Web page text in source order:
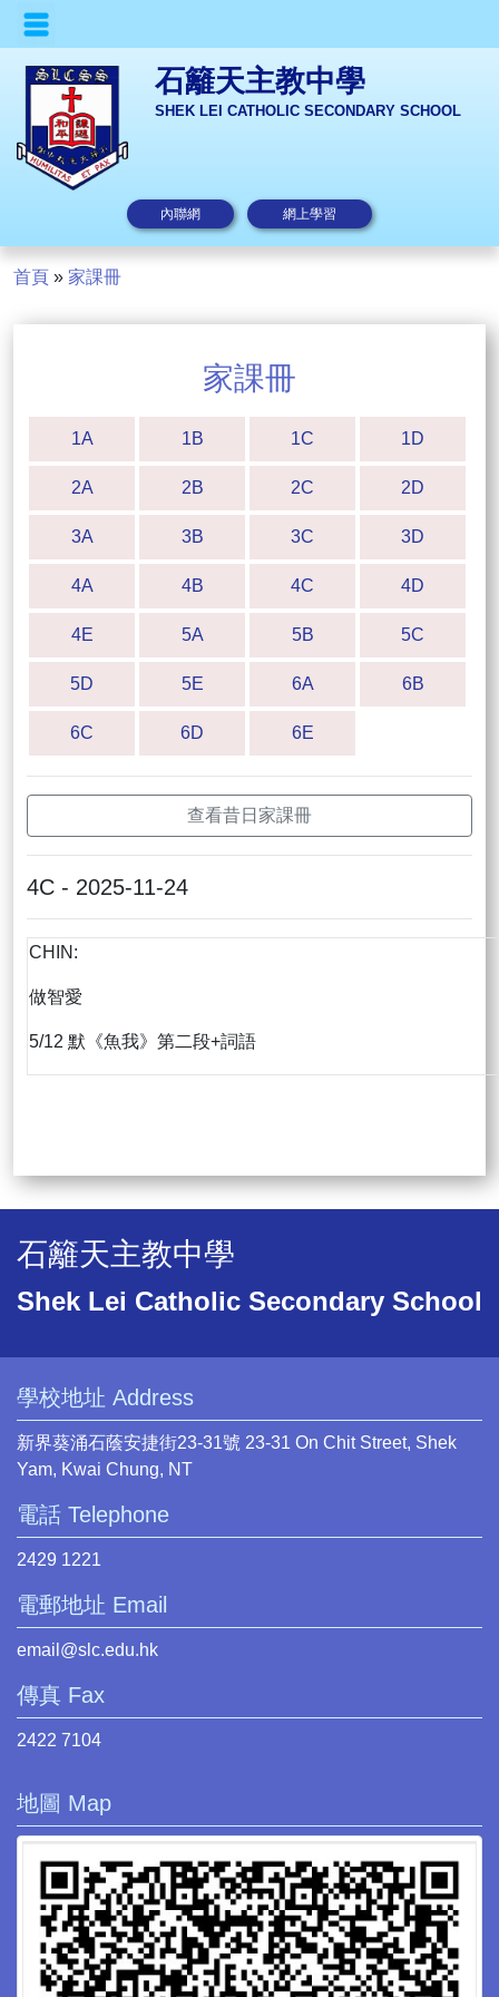
石籬天主教中學
SHEK LEI CATHOLIC SECONDARY SCHOOL
內聯網 網上學習
首頁 » 家課冊
家課冊
1A 1B 1C 1D
2A 2B 2C 2D
3A 3B 3C 3D
4A 4B 4C 4D
4E 5A 5B 5C
5D 5E 6A 6B
6C 6D 6E
查看昔日家課冊
4C - 2025-11-24
CHIN:
做智愛
5/12 默《魚我》第二段+詞語
石籬天主教中學
Shek Lei Catholic Secondary School
學校地址 Address
新界葵涌石蔭安捷街23-31號 23-31 On Chit Street, Shek
Yam, Kwai Chung, NT
電話 Telephone
2429 1221
電郵地址 Email
email@slc.edu.hk
傳真 Fax
2422 7104
地圖 Map